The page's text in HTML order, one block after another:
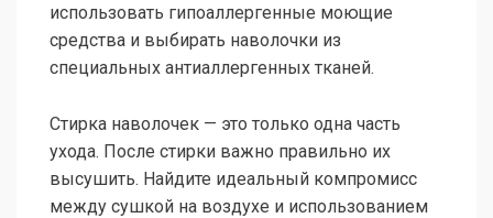
использовать гипоаллергенные моющие
средства и выбирать наволочки из
специальных антиаллергенных тканей.
Стирка наволочек — это только одна часть
ухода. После стирки важно правильно их
высушить. Найдите идеальный компромисс
между сушкой на воздухе и использованием